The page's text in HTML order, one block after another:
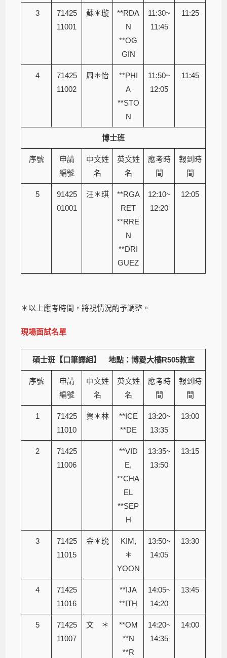
3
71425
11001
蘇＊璇
**RDA
N
**OG
GIN
11:30~
11:45
11:25
4
71425
11002
周＊怡
**PHI
A
**STO
N
11:50~
12:05
11:45
博士班
序號
申請
編號
中文姓
名
英文姓
名
應考時
間
報到時
間
5
91425
01001
汪＊琪
**RGA
RET
**RRE
N
**DRI
GUEZ
12:10~
12:20
12:05
＊以上應考時間，將視情況酌予調整。
現場面試名單
碩士班【口筆譯組】 地點：博愛大樓R505教室
序號
申請
編號
中文姓
名
英文姓
名
應考時
間
報到時
間
1
71425
11010
賀＊林
**ICE
**DE
13:20~
13:35
13:00
2
71425
11006
**VID
E,
**CHA
EL
**SEP
H
13:35~
13:50
13:15
3
71425
11015
金＊玧
KIM,
＊
YOON
13:50~
14:05
13:30
4
71425
11016
**IJA
**ITH
14:05~
14:20
13:45
5
71425
11007
文 ＊
**OM
**N
**R
14:20~
14:35
14:00